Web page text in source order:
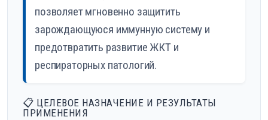
позволяет мгновенно защитить
зарождающуюся иммунную систему и
предотвратить развитие ЖКТ и
респираторных патологий.
📋 ЦЕЛЕВОЕ НАЗНАЧЕНИЕ И РЕЗУЛЬТАТЫ
ПРИМЕНЕНИЯ